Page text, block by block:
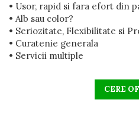
• Usor, rapid si fara efort din
• Alb sau color?
• Seriozitate, Flexibilitate si
• Curatenie generala
• Servicii multiple
CERE